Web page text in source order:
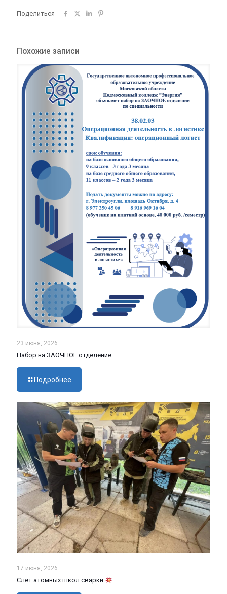
Поделиться
Похожие записи
23 июня, 2026
Набор на ЗАОЧНОЕ отделение
Подробнее
17 июня, 2026
Слет атомных школ сварки